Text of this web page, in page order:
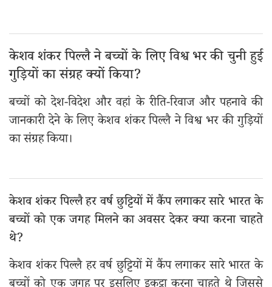
केशव शंकर पिल्लै ने बच्चों के लिए विश्व भर की चुनी हुई
गुड़ियों का संग्रह क्यों किया?
बच्चों को देश-विदेश और वहां के रीति-रिवाज और पहनावे की
जानकारी देने के लिए केशव शंकर पिल्लै ने विश्व भर की गुड़ियों
का संग्रह किया।
केशव शंकर पिल्लै हर वर्ष छुट्टियों में कैंप लगाकर सारे भारत के
बच्चों को एक जगह मिलने का अवसर देकर क्या करना चाहते
थे?
केशव शंकर पिल्लै हर वर्ष छुट्टियों में कैंप लगाकर सारे भारत के